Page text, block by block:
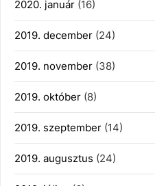
2020. január (16)
2019. december (24)
2019. november (38)
2019. október (8)
2019. szeptember (14)
2019. augusztus (24)